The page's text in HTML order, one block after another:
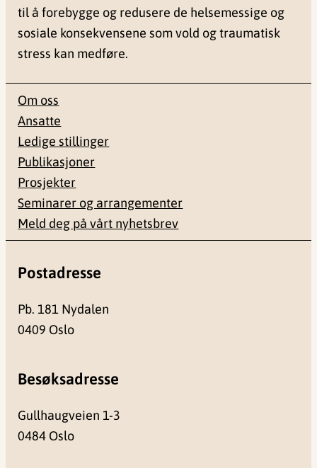
til å forebygge og redusere de helsemessige og
sosiale konsekvensene som vold og traumatisk
stress kan medføre.
Om oss
Ansatte
Ledige stillinger
Publikasjoner
Prosjekter
Seminarer og arrangementer
Meld deg på vårt nyhetsbrev
Postadresse
Pb. 181 Nydalen
0409 Oslo
Besøksadresse
Gullhaugveien 1-3
0484 Oslo